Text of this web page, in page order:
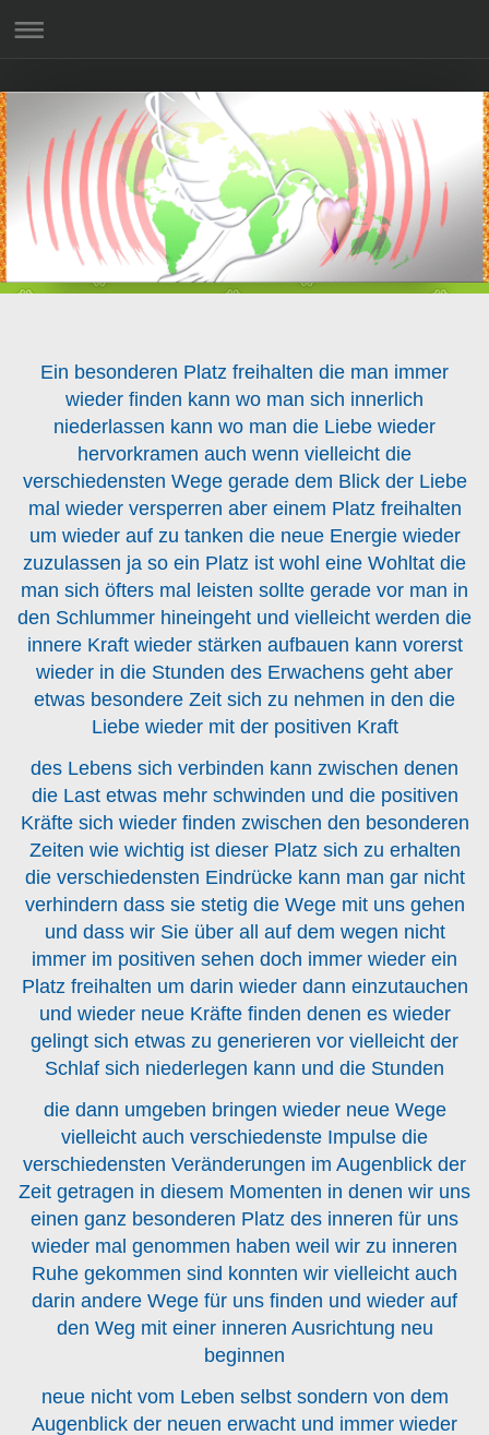
Ein besonderen Platz freihalten die man immer
wieder finden kann wo man sich innerlich
niederlassen kann wo man die Liebe wieder
hervorkramen auch wenn vielleicht die
verschiedensten Wege gerade dem Blick der Liebe
mal wieder versperren aber einem Platz freihalten
um wieder auf zu tanken die neue Energie wieder
zuzulassen ja so ein Platz ist wohl eine Wohltat die
man sich öfters mal leisten sollte gerade vor man in
den Schlummer hineingeht und vielleicht werden die
innere Kraft wieder stärken aufbauen kann vorerst
wieder in die Stunden des Erwachens geht aber
etwas besondere Zeit sich zu nehmen in den die
Liebe wieder mit der positiven Kraft
des Lebens sich verbinden kann zwischen denen
die Last etwas mehr schwinden und die positiven
Kräfte sich wieder finden zwischen den besonderen
Zeiten wie wichtig ist dieser Platz sich zu erhalten
die verschiedensten Eindrücke kann man gar nicht
verhindern dass sie stetig die Wege mit uns gehen
und dass wir Sie über all auf dem wegen nicht
immer im positiven sehen doch immer wieder ein
Platz freihalten um darin wieder dann einzutauchen
und wieder neue Kräfte finden denen es wieder
gelingt sich etwas zu generieren vor vielleicht der
Schlaf sich niederlegen kann und die Stunden
die dann umgeben bringen wieder neue Wege
vielleicht auch verschiedenste Impulse die
verschiedensten Veränderungen im Augenblick der
Zeit getragen in diesem Momenten in denen wir uns
einen ganz besonderen Platz des inneren für uns
wieder mal genommen haben weil wir zu inneren
Ruhe gekommen sind konnten wir vielleicht auch
darin andere Wege für uns finden und wieder auf
den Weg mit einer inneren Ausrichtung neu
beginnen
neue nicht vom Leben selbst sondern von dem
Augenblick der neuen erwacht und immer wieder